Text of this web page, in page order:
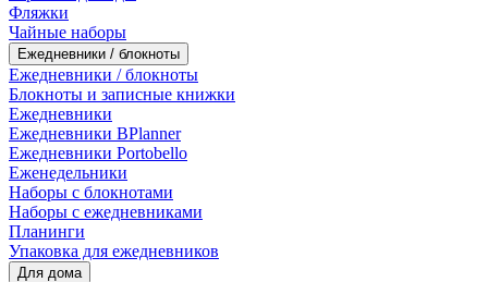
Фляжки
Чайные наборы
Ежедневники / блокноты
Ежедневники / блокноты
Блокноты и записные книжки
Ежедневники
Ежедневники BPlanner
Ежедневники Portobello
Еженедельники
Наборы с блокнотами
Наборы с ежедневниками
Планинги
Упаковка для ежедневников
Для дома